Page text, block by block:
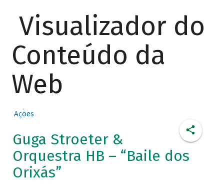
Visualizador do
Conteúdo da
Web
Ações
Guga Stroeter &
Orquestra HB – “Baile dos
Orixás”